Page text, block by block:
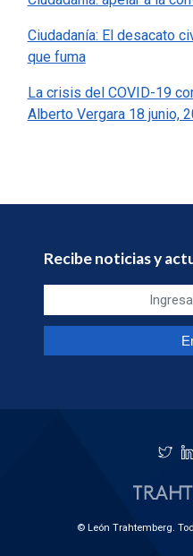
Ciudadanía: El desacato
que fuma
La crisis del COVID-19
Alberto Vergara 18 junio,
Recibe noticias y
© León Trahtemberg.